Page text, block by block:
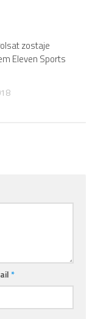
zostaje
Eleven Sports
*